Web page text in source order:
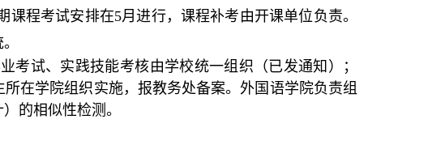
课程考试安排在5月进行，课程补考由开课单位负责。
考试、实践技能考核由学校统一组织（已发通知）；
在学院组织实施，报教务处备案。外国语学院负责组
的相似性检测。